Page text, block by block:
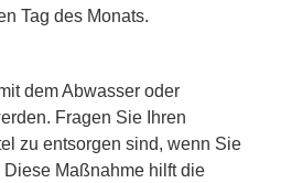
Tag des Monats.
dem Abwasser oder
Fragen Sie Ihren
zu entsorgen sind, wenn Sie
Maßnahme hilft die